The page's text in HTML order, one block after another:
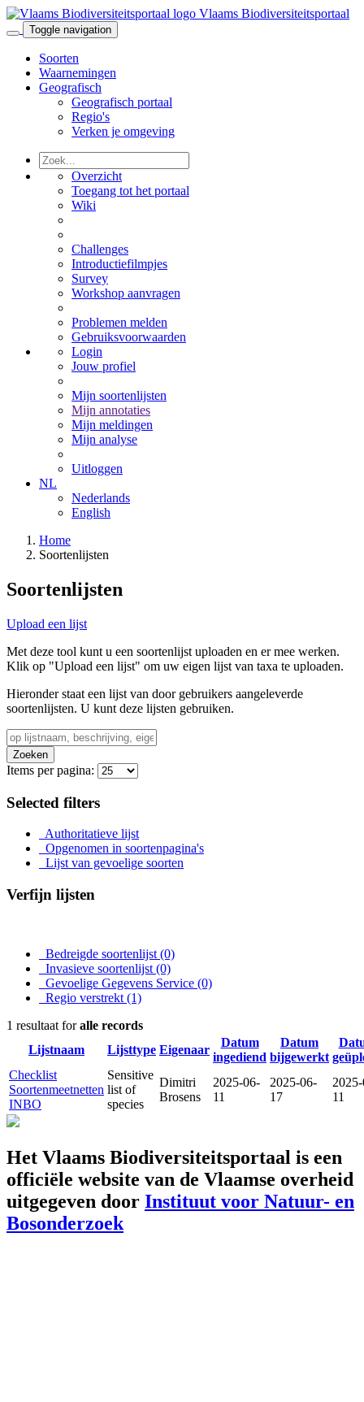
Vlaams Biodiversiteitsportaal
Toggle navigation
Soorten
Waarnemingen
Geografisch
Geografisch portaal
Regio's
Verken je omgeving
Overzicht
Toegang tot het portaal
Wiki
Challenges
Introductiefilmpjes
Survey
Workshop aanvragen
Problemen melden
Gebruiksvoorwaarden
Login
Jouw profiel
Mijn soortenlijsten
Mijn annotaties
Mijn meldingen
Mijn analyse
Uitloggen
NL
Nederlands
English
Home
Soortenlijsten
Soortenlijsten
Upload een lijst
Met deze tool kunt u een soortenlijst uploaden en er mee werken.
Klik op "Upload een lijst" om uw eigen lijst van taxa te uploaden.
Hieronder staat een lijst van door gebruikers aangeleverde
soortenlijsten. U kunt deze lijsten gebruiken.
Zoeken
Items per pagina:
Selected filters
Authoritatieve lijst
Opgenomen in soortenpagina's
Lijst van gevoelige soorten
Verfijn lijsten
Bedreigde soortenlijst (0)
Invasieve soortenlijst (0)
Gevoelige Gegevens Service (0)
Regio verstrekt (1)
1 resultaat foralle records
Lijstnaam
Lijsttype Eigenaar
Datum
ingediend
Datum
bijgewerkt
Checklist
Soortenmeetnetten
INBO
Sensitive
list of
species
Dimitri
Brosens
2025-06-
11
2025-06-
17
11
Het Vlaams Biodiversiteitsportaal is een
officiële website van de Vlaamse overheid
uitgegeven door Instituut voor Natuur- en
Bosonderzoek